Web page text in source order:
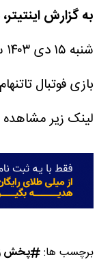
به گزارش اینتیتر،
شنبه ۱۵ دی ۱۴۰۳ ساعت ۱۶:۰۰ برگزار می شود.
لینک زیر
برچسب ها: پخش